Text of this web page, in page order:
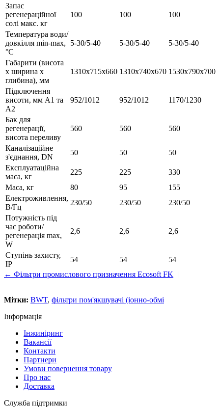
Запас
регенераційної
солі макс. кг
100 100 100
Температура води/
довкілля min-max,
°C
5-30/5-40 5-30/5-40 5-30/5-40
Габарити (висота
х ширина х
глибина), мм
1310х715х660 1310х740х670 1530х790х700
Підключення
висоти, мм А1 та
А2
952/1012 952/1012 1170/1230
Бак для
регенерації,
висота переливу
560 560 560
Каналізаційне
з'єднання, DN
50 50
50
Експлуатаційна
маса, кг
225 225
330
Маса, кг
80 95
155
Електроживлення,
В/Гц
230/50 230/50
230/50
Потужність під
час роботи/
регенерація max,
W
2,6 2,6 2,6
Ступінь захисту,
IP
54 54
54
← Фільтри промислового призначення Ecosoft FK |
Мітки: BWT, фільтри пом'якшувачі (іонно-обмі
Інформація
Інжиніринг
Вакансії
Контакти
Партнери
Умови повернення товару
Про нас
Доставка
Служба підтримки